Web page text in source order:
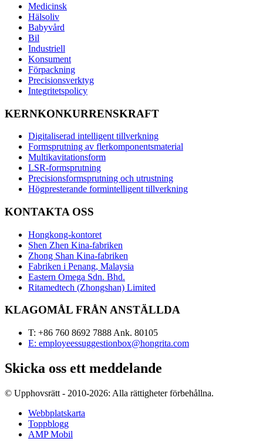
Medicinsk
Hälsoliv
Babyvård
Bil
Industriell
Konsument
Förpackning
Precisionsverktyg
Integritetspolicy
KERNKONKURRENSKRAFT
Digitaliserad intelligent tillverkning
Formsprutning av flerkomponentsmaterial
Multikavitationsform
LSR-formsprutning
Precisionsformsprutning och utrustning
Högpresterande formintelligent tillverkning
KONTAKTA OSS
Hongkong-kontoret
Shen Zhen Kina-fabriken
Zhong Shan Kina-fabriken
Fabriken i Penang, Malaysia
Eastern Omega Sdn. Bhd.
Ritamedtech (Zhongshan) Limited
KLAGOMÅL FRÅN ANSTÄLLDA
T: +86 760 8692 7888 Ank. 80105
E: employeessuggestionbox@hongrita.com
Skicka oss ett meddelande
© Upphovsrätt - 2010-2026: Alla rättigheter förbehållna.
Webbplatskarta
Toppblogg
AMP Mobil